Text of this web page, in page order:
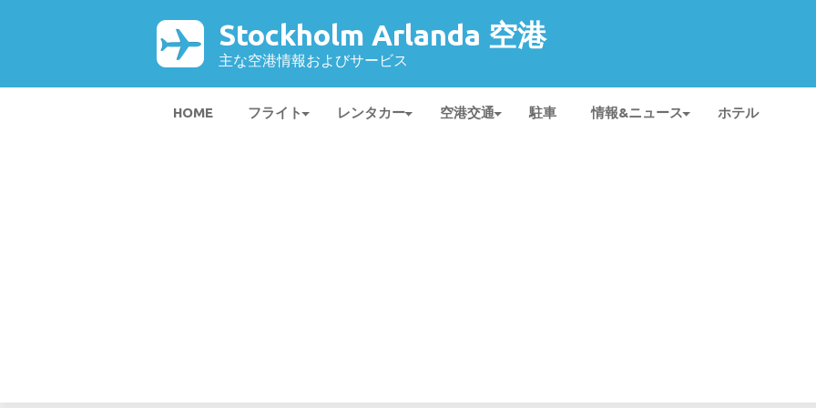
Stockholm Arlanda 空港
主な空港情報およびサービス
HOME フライト レンタカー 空港交通 駐車 情報&ニュース ホテル